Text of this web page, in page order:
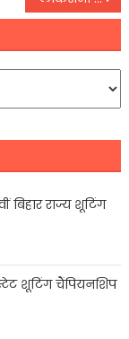
बिहार राज्य शूटिंग
स्टेट शूटिंग चैंपियनशिप